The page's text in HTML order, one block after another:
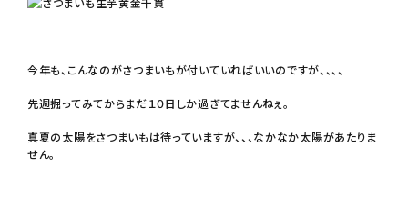
今年も、こんなのがさつまいもが付いていればいいのですが、、、、
先週掘ってみてからまだ１０日しか過ぎてませんねぇ。
真夏の太陽をさつまいもは待っていますが、、、なかなか太陽があたりま
せん。